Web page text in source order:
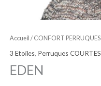
Accueil / CONFORT PERRUQUES
3 Etoiles, Perruques COURTES
EDEN